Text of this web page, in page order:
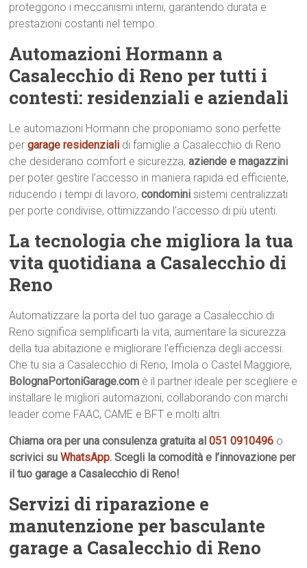
proteggono i meccanismi interni, garantendo durata e
prestazioni costanti nel tempo.
Automazioni Hormann a
Casalecchio di Reno per tutti i
contesti: residenziali e aziendali
Le automazioni Hormann che proponiamo sono perfette
pergarage residenziali di famiglie a Casalecchio di Reno
che desiderano comfort e sicurezza,aziende e magazzini
per poter gestire l’accesso in maniera rapida ed efficiente,
riducendo i tempi di lavoro,condomini sistemi centralizzati
per porte condivise, ottimizzando l’accesso di più utenti.
La tecnologia che migliora la tua
vita quotidiana a Casalecchio di
Reno
Automatizzare la porta del tuo garage a Casalecchio di
Reno significa semplificarti la vita, aumentare la sicurezza
della tua abitazione e migliorare l’efficienza degli accessi.
Che tu sia a Casalecchio di Reno, Imola o Castel Maggiore,
BolognaPortoniGarage.com è il partner ideale per scegliere e
installare le migliori automazioni, collaborando con marchi
leader come FAAC, CAME e BFT e molti altri.
Chiama ora per una consulenza gratuita al051 0910496 o
scrivici suWhatsApp. Scegli la comodità e l’innovazione per
il tuo garage a Casalecchio di Reno!
Servizi di riparazione e
manutenzione per basculante
garage a Casalecchio di Reno